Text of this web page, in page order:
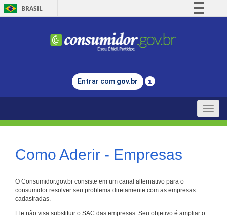
BRASIL
Comunica BR
Legislação
Entrar com gov.br
Toggle
Como Aderir - Empresas
O Consumidor.gov.br consiste em um canal alternativo para o
consumidor resolver seu problema diretamente com as empresas
cadastradas.
Ele não visa substituir o SAC das empresas. Seu objetivo é ampliar o